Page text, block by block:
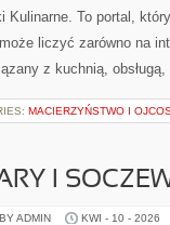
Kulinarne. To portal,
liczyć zarówno na
z kuchnią,
MACIERZYŃSTWO I
I
ADMIN KWI - 10 - 2026